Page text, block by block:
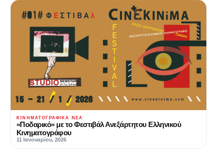
ΚΙΝΗΜΑΤΟΓΡΑΦΙΚΆ ΝΈΑ
«Ποδαρικό» με το Φεστιβάλ Ανεξάρτητου Ελληνικού
Κινηματογράφου
11 Ιανουαρίου, 2026